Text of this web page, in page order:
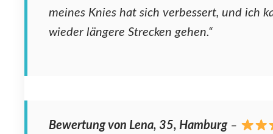
meines Knies hat sich verbessert, und ich
wieder längere Strecken gehen.“
Bewertung von Lena, 35, Hamburg–